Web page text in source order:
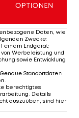
heute. Es
und viele
erklärt Zulj.
souverän
Highlights:
den FAC
Fußball -
OPTIONEN
Daten, wie
Zwecke:
einem Endgerät;
Werbeleistung und
sowie Entwicklung
Genaue Standortdaten
berechtigtes
Details
auszuüben, sind hier